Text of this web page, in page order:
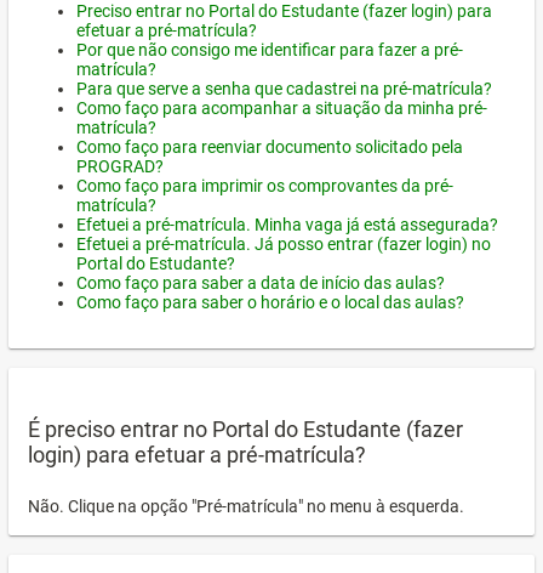
Preciso entrar no Portal do Estudante (fazer login) para
efetuar a pré-matrícula?
Por que não consigo me identificar para fazer a pré-
matrícula?
Para que serve a senha que cadastrei na pré-matrícula?
Como faço para acompanhar a situação da minha pré-
matrícula?
Como faço para reenviar documento solicitado pela
PROGRAD?
Como faço para imprimir os comprovantes da pré-
matrícula?
Efetuei a pré-matrícula. Minha vaga já está assegurada?
Efetuei a pré-matrícula. Já posso entrar (fazer login) no
Portal do Estudante?
Como faço para saber a data de início das aulas?
Como faço para saber o horário e o local das aulas?
É preciso entrar no Portal do Estudante (fazer
login) para efetuar a pré-matrícula?
Não. Clique na opção "Pré-matrícula" no menu à esquerda.